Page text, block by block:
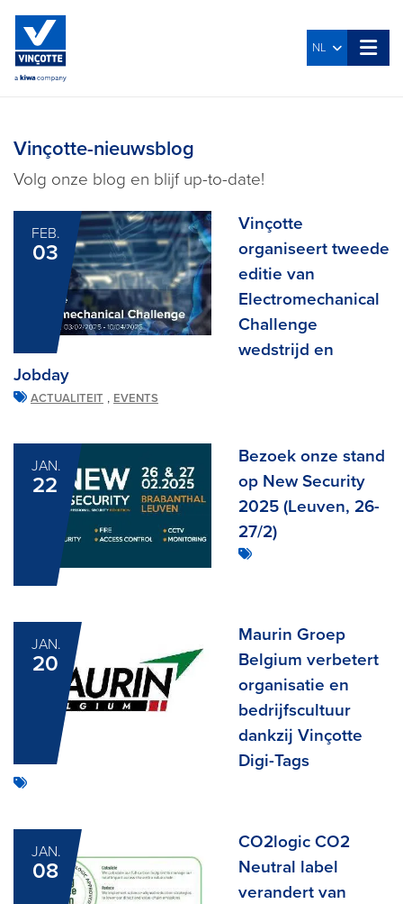
NL
Vinçotte-nieuwsblog
Volg onze blog en blijf up-to-date!
FEB.
03
Vinçotte
organiseert tweede
editie van
Electromechanical
Challenge
wedstrijd en
Jobday
ACTUALITEIT , EVENTS
JAN.
22
Bezoek onze stand
op New Security
2025 (Leuven, 26-
27/2)
JAN.
20
Maurin Groep
Belgium verbetert
organisatie en
bedrijfscultuur
dankzij Vinçotte
Digi-Tags
JAN.
08
CO2logic CO2
Neutral label
verandert van